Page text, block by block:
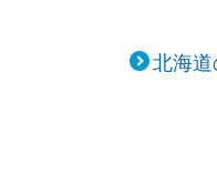
北海